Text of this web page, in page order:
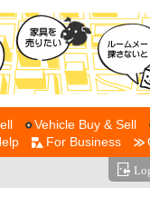
Vehicle Buy & Sell
For Business